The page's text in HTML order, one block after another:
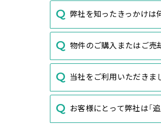
弊社を知ったきっかけは
物件のご購入またはご売
当社をご利用いただきま
お客様にとって弊社は「